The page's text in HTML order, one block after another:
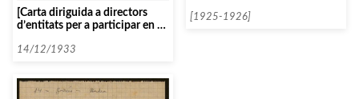
[Carta diriguida a directors
d’entitats per a participar en el
Arbós]
14/12/1933
[1925-1926]